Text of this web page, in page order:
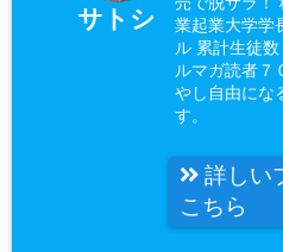
サトシ
業起業大学学
ル 累計生徒
ルマガ読者７
やし自由にな
す。
詳しい
こちら